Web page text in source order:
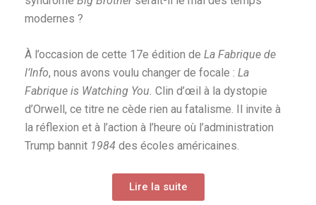
modernes ?
À l’occasion de cette 17e édition de La Fabrique de
l’Info, nous avons voulu changer de focale : La
Fabrique is Watching You. Clin d’œil à la dystopie
d’Orwell, ce titre ne cède rien au fatalisme. Il invite à
la réflexion et à l’action à l’heure où l’administration
Trump bannit 1984 des écoles américaines.
Lire la suite